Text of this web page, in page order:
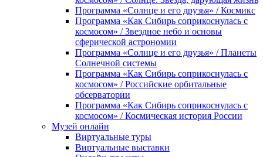
Программа «Солнце и его друзья» / Космикс
Программа «Как Сибирь соприкоснулась с
космосом» / Звездное небо и основы
сферической астрономии
Программа «Солнце и его друзья» / Планеты
Солнечной системы
Программа «Как Сибирь соприкоснулась с
космосом» / Российские орбитальные
обсерватории
Программа «Как Сибирь соприкоснулась с
космосом» / Космическая история России
Музей онлайн
Виртуальные туры
Виртуальные выставки